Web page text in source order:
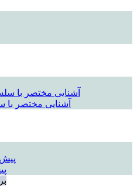
آشنایی مختصر با